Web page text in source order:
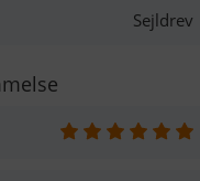
Sejldrev